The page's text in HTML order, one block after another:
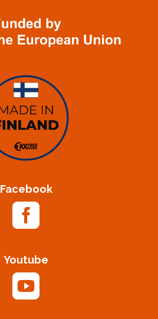
Facebook

Youtube
